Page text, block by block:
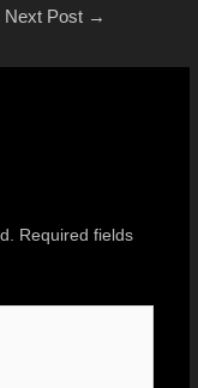
Next Post →
Required fields